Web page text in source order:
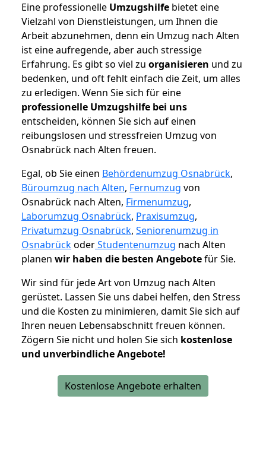
Eine professionelle Umzugshilfe bietet eine
Vielzahl von Dienstleistungen, um Ihnen die
Arbeit abzunehmen, denn ein Umzug nach Alten
ist eine aufregende, aber auch stressige
Erfahrung. Es gibt so viel zu organisieren und zu
bedenken, und oft fehlt einfach die Zeit, um alles
zu erledigen. Wenn Sie sich für eine
professionelle Umzugshilfe bei uns
entscheiden, können Sie sich auf einen
reibungslosen und stressfreien Umzug von
Osnabrück nach Alten freuen.
Egal, ob Sie einen Behördenumzug Osnabrück,
Büroumzug nach Alten, Fernumzug von
Osnabrück nach Alten, Firmenumzug,
Laborumzug Osnabrück, Praxisumzug,
Privatumzug Osnabrück, Seniorenumzug in
OsnabrückoderStudentenumzug nach Alten
planen wir haben die besten Angebotefür Sie.
Wir sind für jede Art von Umzug nach Alten
gerüstet. Lassen Sie uns dabei helfen, den Stress
und die Kosten zu minimieren, damit Sie sich auf
Ihren neuen Lebensabschnitt freuen können.
Zögern Sie nicht und holen Sie sich kostenlose
und unverbindliche Angebote!
Kostenlose Angebote erhalten